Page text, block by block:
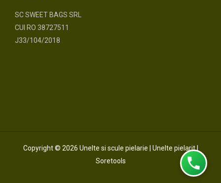
m
SC SWEET BAGS SRL
CUI RO 38727511
J33/104/2018
Copyright © 2026 Unelte si scule pielarie | Unelte pielarit |
Soretools